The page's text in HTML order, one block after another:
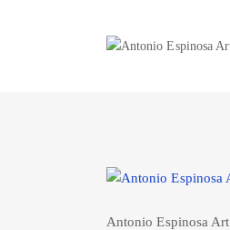
Antonio Espinosa Art